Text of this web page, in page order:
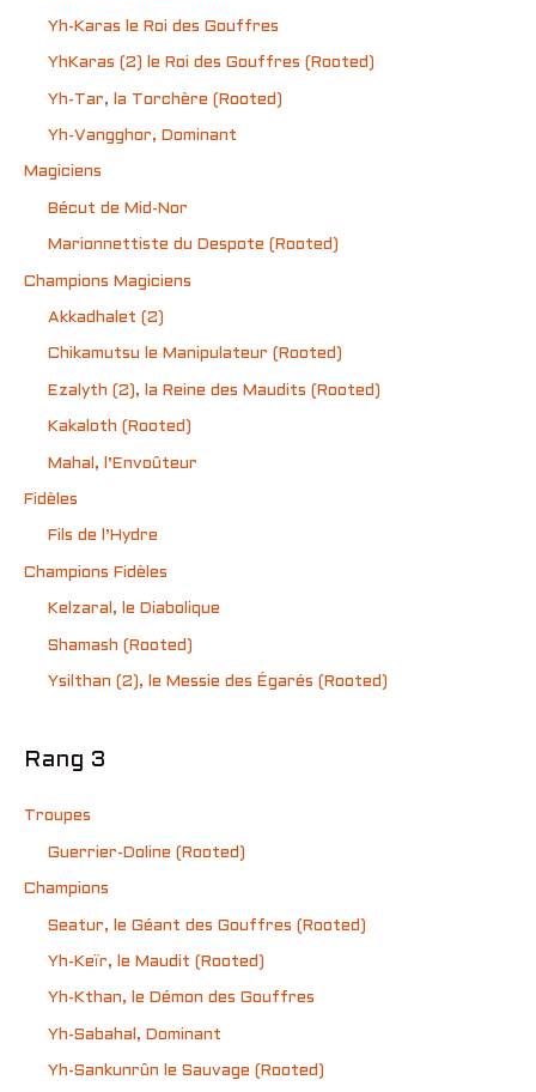
Yh-Karas le Roi des Gouffres
YhKaras (2) le Roi des Gouffres (Rooted)
Yh-Tar, la Torchère (Rooted)
Yh-Vangghor, Dominant
Magiciens
Bécut de Mid-Nor
Marionnettiste du Despote (Rooted)
Champions Magiciens
Akkadhalet (2)
Chikamutsu le Manipulateur (Rooted)
Ezalyth (2), la Reine des Maudits (Rooted)
Kakaloth (Rooted)
Mahal, l’Envoûteur
Fidèles
Fils de l’Hydre
Champions Fidèles
Kelzaral, le Diabolique
Shamash (Rooted)
Ysilthan (2), le Messie des Égarés (Rooted)
Rang 3
Troupes
Guerrier-Doline (Rooted)
Champions
Seatur, le Géant des Gouffres (Rooted)
Yh-Keïr, le Maudit (Rooted)
Yh-Kthan, le Démon des Gouffres
Yh-Sabahal, Dominant
Yh-Sankunrûn le Sauvage (Rooted)